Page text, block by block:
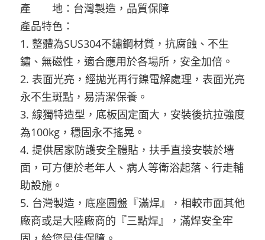
產 地：台灣製造，品質保障
產品特色：
1. 整體為SUS304不鏽鋼材質，抗腐蝕、不生
鏽、無磁性，適合應用於各場所，安全加倍。
2. 表面光亮，經拋光再行鎳電解處理，表面光亮
永不生斑點，易清潔保養。
3. 線獨特造型，底板固定面大，安裝後抗拉強度
為100kg，穩固永不搖晃。
4. 提供居家防護安全體貼，扶手直接安裝於墻
面，可方便於老年人、病人等衛浴起落、行走輔
助設施。
5. 台灣製造，底座圓盤『滿焊』，相較市面其他
廠商或是大陸廠商的『三點焊』，滿焊安全牢